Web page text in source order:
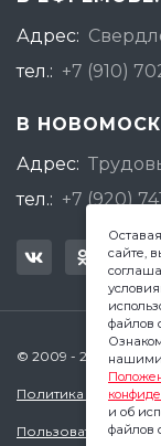
Адрес:
тел.: +7 (910)
В
Адрес:
тел.: +7 (920)
© 2009 - 2026
Политика
Пользовательское
сайте,
файлов
нашими
и об
файлов